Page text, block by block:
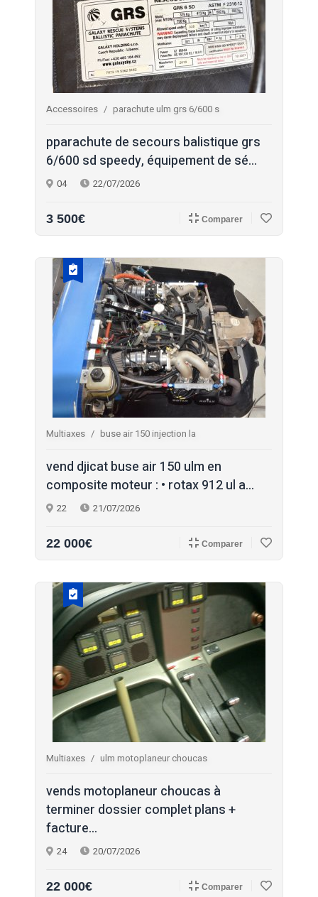
Accessoires parachute ulm grs 6/600 s
pparachute de secours balistique grs
6/600 sd speedy, équipement de sé...
04 22/07/2026
3 500€ Comparer
Multiaxes buse air 150 injection la
vend djicat buse air 150 ulm en
composite moteur : • rotax 912 ul a...
22 21/07/2026
22 000€ Comparer
Multiaxes ulm motoplaneur choucas
vends motoplaneur choucas à
terminer dossier complet plans +
facture...
24 20/07/2026
22 000€ Comparer